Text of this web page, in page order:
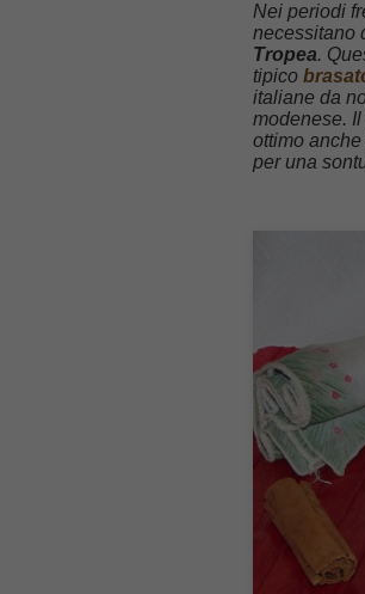
Nei periodi
necessitano
Tropea.
tipico
italiane da
modenese.
ottimo
per una